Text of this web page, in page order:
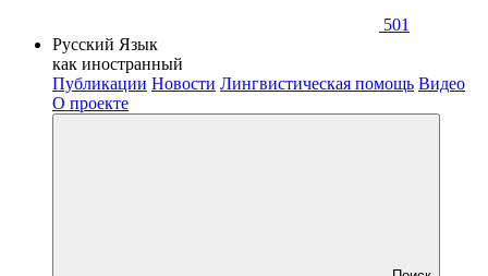
501
Русский Язык
как иностранный
Публикации Новости Лингвистическая помощь Видео
О проекте